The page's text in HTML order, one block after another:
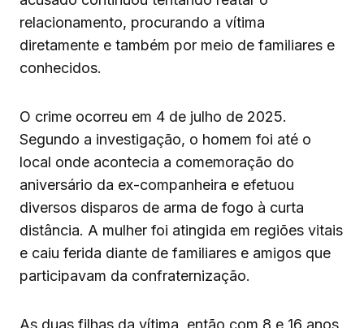
relacionamento, procurando a vítima
diretamente e também por meio de familiares e
conhecidos.
O crime ocorreu em 4 de julho de 2025.
Segundo a investigação, o homem foi até o
local onde acontecia a comemoração do
aniversário da ex-companheira e efetuou
diversos disparos de arma de fogo à curta
distância. A mulher foi atingida em regiões vitais
e caiu ferida diante de familiares e amigos que
participavam da confraternização.
As duas filhas da vítima, então com 8 e 16 anos,